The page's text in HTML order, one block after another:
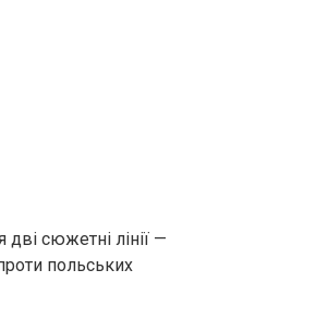
дві сюжетні лінії —
польських